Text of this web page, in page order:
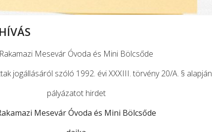
Rakamazi Mesevár Óvoda és Mini Bölcsőde
jogállásáról szóló 1992. évi XXXIII. törvény 20/A. § alapján
pályázatot hirdet
Mesevár Óvoda és Mini Bölcsőde